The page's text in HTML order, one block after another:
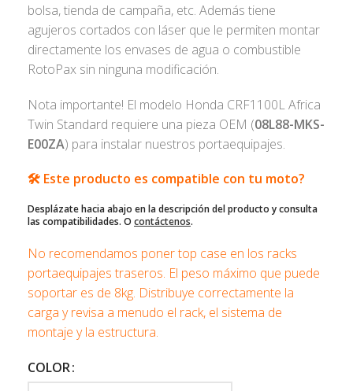
bolsa, tienda de campaña, etc. Además tiene
agujeros cortados con láser que le permiten montar
directamente los envases de agua o combustible
RotoPax sin ninguna modificación.
Nota importante! El modelo Honda CRF1100L Africa
Twin Standard requiere una pieza OEM (08L88-MKS-
E00ZA) para instalar nuestros portaequipajes.
🛠️ Este producto es compatible con tu moto?
Desplázate hacia abajo en la descripción del producto y consulta
las compatibilidades. O contáctenos.
No recomendamos poner top case en los racks
portaequipajes traseros. El peso máximo que puede
soportar es de 8kg. Distribuye correctamente la
carga y revisa a menudo el rack, el sistema de
montaje y la estructura.
COLOR